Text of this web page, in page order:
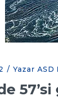
/ Yazar